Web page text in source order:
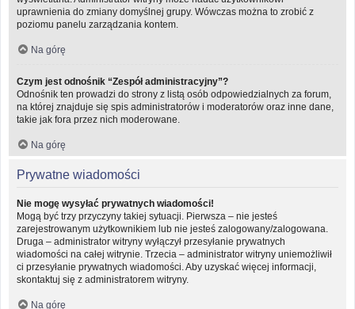
uprawnienia do zmiany domyślnej grupy. Wówczas można to zrobić z
poziomu panelu zarządzania kontem.
Na górę
Czym jest odnośnik “Zespół administracyjny”?
Odnośnik ten prowadzi do strony z listą osób odpowiedzialnych za forum,
na której znajduje się spis administratorów i moderatorów oraz inne dane,
takie jak fora przez nich moderowane.
Na górę
Prywatne wiadomości
Nie mogę wysyłać prywatnych wiadomości!
Mogą być trzy przyczyny takiej sytuacji. Pierwsza – nie jesteś
zarejestrowanym użytkownikiem lub nie jesteś zalogowany/zalogowana.
Druga – administrator witryny wyłączył przesyłanie prywatnych
wiadomości na całej witrynie. Trzecia – administrator witryny uniemożliwił
ci przesyłanie prywatnych wiadomości. Aby uzyskać więcej informacji,
skontaktuj się z administratorem witryny.
Na górę